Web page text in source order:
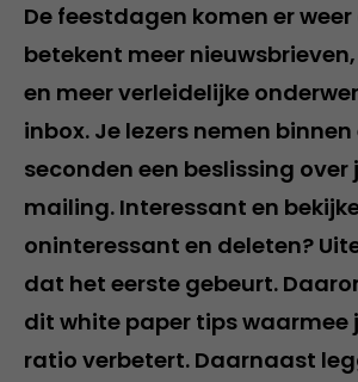
De feestdagen komen er
betekent meer
en meer verleidelijke
inbox. Je lezers nemen binnen
seconden een beslissing over
mailing. Interessant en
oninteressant en deleten?
dat het eerste gebeurt.
dit white paper tips waarmee
ratio verbetert. Daarnaast